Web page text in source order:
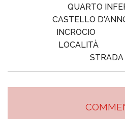
QUARTO
CASTELLO
INCROCIO
LOCALITÀ